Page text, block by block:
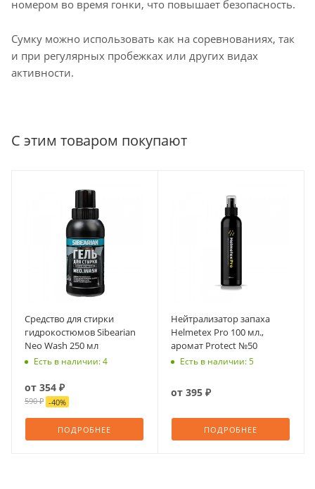
номером во время гонки, что повышает безопасность.
Сумку можно использовать как на соревнованиях, так
и при регулярных пробежках или других видах
активности.
С этим товаром покупают
Средство для стирки
гидрокостюмов Sibearian
Neo Wash 250 мл
Есть в наличии: 4
от 354 ₽
590 ₽ -40%
ПОДРОБНЕЕ
Нейтрализатор запаха
Helmetex Pro 100 мл.,
аромат Protect №50
Есть в наличии: 5
от 395 ₽
ПОДРОБНЕЕ